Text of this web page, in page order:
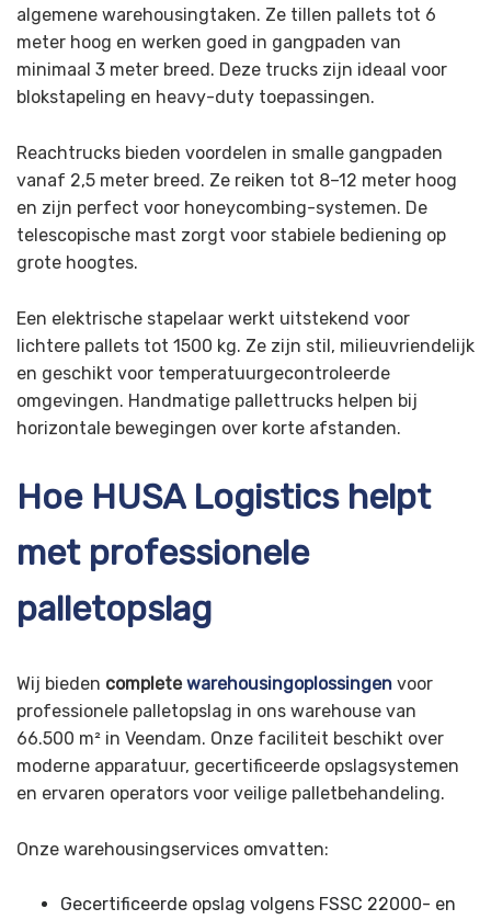
algemene warehousingtaken. Ze tillen pallets tot 6
meter hoog en werken goed in gangpaden van
minimaal 3 meter breed. Deze trucks zijn ideaal voor
blokstapeling en heavy-duty toepassingen.
Reachtrucks bieden voordelen in smalle gangpaden
vanaf 2,5 meter breed. Ze reiken tot 8–12 meter hoog
en zijn perfect voor honeycombing-systemen. De
telescopische mast zorgt voor stabiele bediening op
grote hoogtes.
Een elektrische stapelaar werkt uitstekend voor
lichtere pallets tot 1500 kg. Ze zijn stil, milieuvriendelijk
en geschikt voor temperatuurgecontroleerde
omgevingen. Handmatige pallettrucks helpen bij
horizontale bewegingen over korte afstanden.
Hoe HUSA Logistics helpt
met professionele
palletopslag
Wij bieden completewarehousingoplossingen voor
professionele palletopslag in ons warehouse van
66.500 m² in Veendam. Onze faciliteit beschikt over
moderne apparatuur, gecertificeerde opslagsystemen
en ervaren operators voor veilige palletbehandeling.
Onze warehousingservices omvatten:
Gecertificeerde opslag volgens FSSC 22000- en